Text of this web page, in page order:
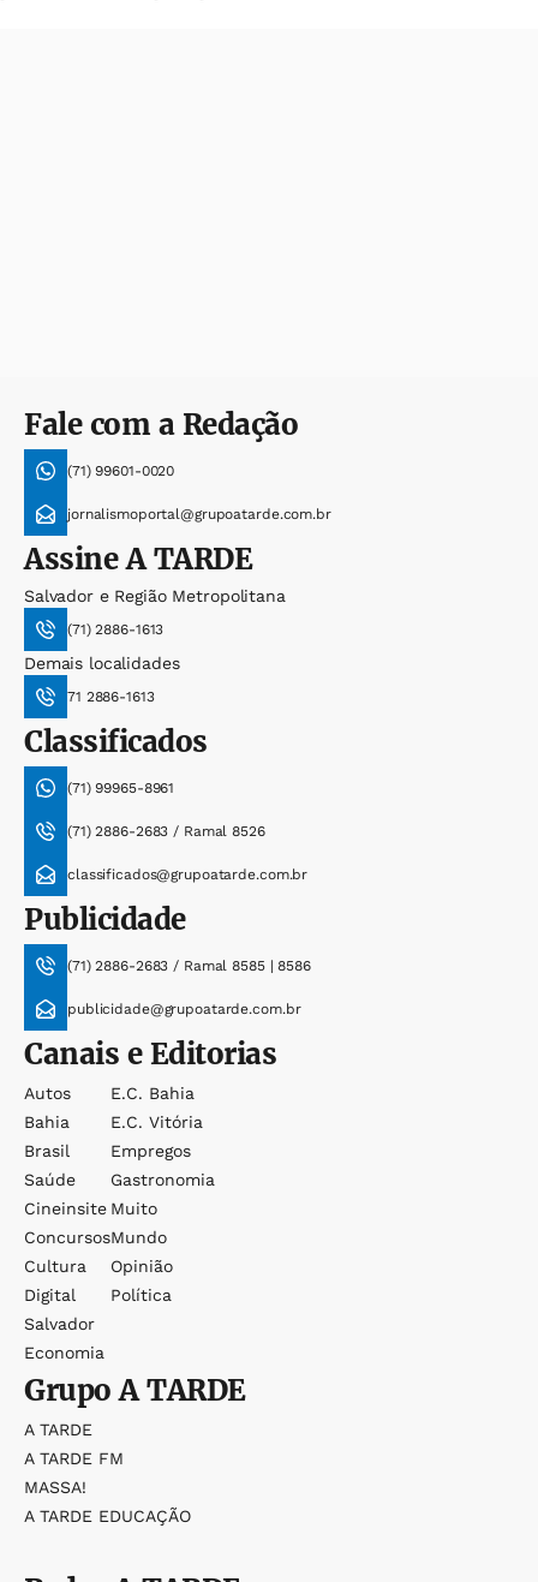
Fale com a Redação
(71) 99601-0020
jornalismoportal@grupoatarde.com.br
AssineA TARDE
Salvador e Região Metropolitana
(71) 2886-1613
Demais localidades
71 2886-1613
Classificados
(71) 99965-8961
(71) 2886-2683 / Ramal 8526
classificados@grupoatarde.com.br
Publicidade
(71) 2886-2683 / Ramal 8585 | 8586
publicidade@grupoatarde.com.br
Canais e Editorias
Autos
Bahia
Brasil
Saúde
Cineinsite
Concursos
Cultura
Digital
Salvador
Economia
E.c. Bahia
E.c. Vitória
Empregos
Gastronomia
Muito
Mundo
Opinião
Política
GrupoA TARDE
A TARDE
A TARDE FM
MASSA!
A TARDE EDUCAÇÃO